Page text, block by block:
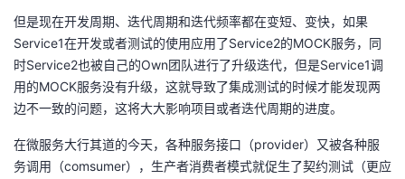
动
关
注
的
开
发
者
我
的
Programs
我
的
支
但是现在开发周期、迭代周期和迭代频率都在变短、变快，如果
Service1在开发或者测试的使用应用了Service2的MOCK服务，同
时Service2也被自己的Own团队进行了升级迭代，但是Service1调
用的MOCK服务没有升级，这就导致了集成测试的时候才能发现两
边不一致的问题，这将大大影响项目或者迭代周期的进度。
在微服务大行其道的今天，各种服务接口（provider）又被各种服
务调用（comsumer），生产者消费者模式就促生了契约测试（更应